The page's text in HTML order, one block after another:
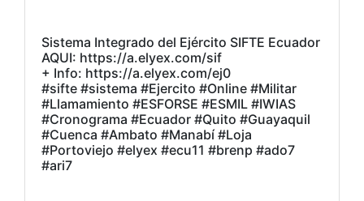
Sistema Integrado del Ejército SIFTE Ecuador
AQUI: https://a.elyex.com/sif
+ Info: https://a.elyex.com/ej0
#sifte #sistema #Ejercito #Online #Militar
#Llamamiento #ESFORSE #ESMIL #IWIAS
#Cronograma #Ecuador #Quito #Guayaquil
#Cuenca #Ambato #Manabí #Loja
#Portoviejo #elyex #ecu11 #brenp #ado7
#ari7